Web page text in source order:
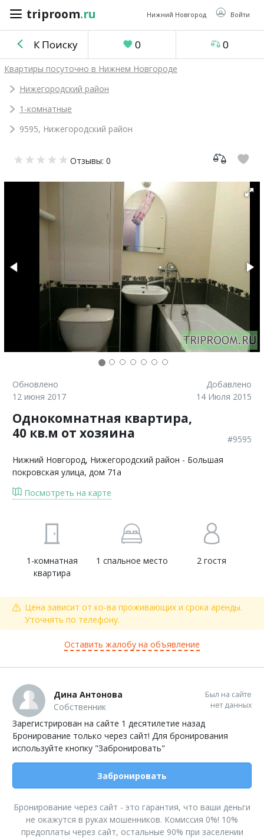
triproom.ru Нижний Новгород Войти
triproom .ru
Российский
Войти / Зарегистрироваться
объявление
Сравнение
К Поиску 0 0
Квартиры посуточно в Нижнем Новгороде
Нижегородский район
1-комнатные
9595, Нижегородский район
Отзывы: 0
Обновлено
12 июня 2017
Добавлено
14 Июля 2015
Однокомнатная квартира,
40 кв.м от хозяина
#9595
Нижний Новгород, Нижегородский район - Большая
покровская улица, дом 71а
Посмотреть на карте
1-комнатная
квартира
1 спальное место 2 гостя
Цена зависит от ко-ва проживающих и срока аренды.
Уточнять по телефону.
Оставить жалобу на объявление
Дина Антонова
Собственник
Был на сайте
нет данных
Зарегистрирован на сайте 1 десятилетие назад
Бронирование только через сайт! Для бронирования
используйте кнопку "Забронировать"
Забронировать
Бронирование через сайт - это гарантия, что ваши деньги
не окажутся в руках мошенников. Комиссия 0%! 10%
предоплаты через сайт, остальные 90% при заселении